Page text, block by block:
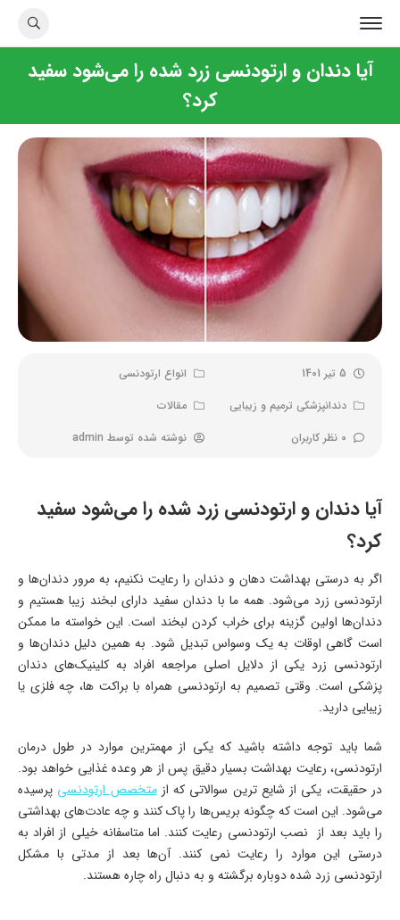
آیا دندان و ارتودنسی زرد شده را می‌شود سفید
کرد؟
5 تیر 1401
انواع ارتودنسی
دندانپزشکی ترمیم و زیبایی
مقالات
0 نظر کاربران
نوشته شده توسط admin
آیا دندان و ارتودنسی زرد شده را می‌شود سفید
کرد؟
اگر به درستی بهداشت دهان و دندان را رعایت نکنیم، به مرور دندان‌ها و
ارتودنسی زرد می‌شود. همه ما با دندان سفید دارای لبخند زیبا هستیم و
دندان‌ها اولین گزینه برای خراب کردن لبخند است. این خواسته ما ممکن
است گاهی اوقات به یک وسواس تبدیل شود.‏ به همین دلیل دندان‌ها و
ارتودنسی زرد یکی از دلایل اصلی مراجعه افراد به کلینیک‌های دندان
پزشکی است. وقتی تصمیم به ارتودنسی همراه با براکت ها، چه فلزی یا
زیبایی دارید.
شما باید توجه داشته باشید که یکی از مهمترین موارد در طول درمان
ارتودنسی، رعایت بهداشت بسیار دقیق پس از هر وعده غذایی خواهد بود.
در حقیقت، یکی از شایع ترین سوالاتی که ازمتخصص ارتودنسی پرسیده
می‌شود. این است که چگونه بریس‌ها را پاک کنند و چه عادت‌های بهداشتی
را باید بعد از نصب ارتودنسی رعایت کنند. اما متاسفانه خیلی از افراد به
درستی این موارد را رعایت نمی کنند. آن‌ها بعد از مدتی با مشکل
ارتودنسی زرد شده دوباره برگشته و به دنبال راه چاره هستند.